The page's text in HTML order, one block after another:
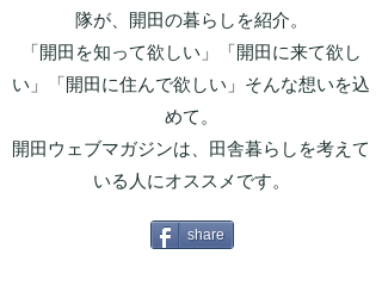
隊が、開田の暮らしを紹介。
「開田を知って欲しい」「開田に来て欲し
い」「開田に住んで欲しい」そんな想いを込
めて。
開田ウェブマガジンは、田舎暮らしを考えて
いる人にオススメです。
share